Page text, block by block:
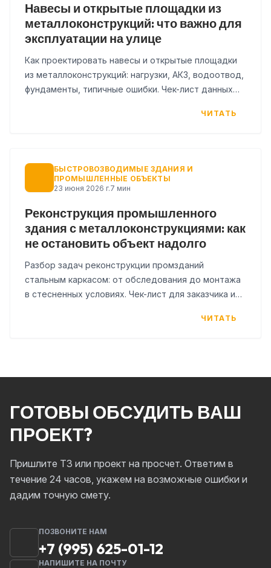
Навесы и открытые площадки из
металлоконструкций: что важно для
эксплуатации на улице
Как проектировать навесы и открытые площадки
из металлоконструкций: нагрузки, АКЗ, водоотвод,
фундаменты, типичные ошибки. Чек-лист данных
ЧИТАТЬ
БЫСТРОВОЗВОДИМЫЕ ЗДАНИЯ И
ПРОМЫШЛЕННЫЕ ОБЪЕКТЫ
23 июня 2026 г.7 мин
Реконструкция промышленного
здания с металлоконструкциями: как
не остановить объект надолго
Разбор задач реконструкции промзданий
стальным каркасом: от обследования до монтажа
в стесненных условиях. Чек-лист для заказчика и
ЧИТАТЬ
ГОТОВЫ ОБСУДИТЬ ВАШ
ПРОЕКТ?
Пришлите ТЗ или проект на просчет. Ответим в
течение 24 часов, укажем на возможные ошибки и
дадим точную смету.
ПОЗВОНИТЕ НАМ
+7 (995) 625-01-12
НАПИШИТЕ НА ПОЧТУ